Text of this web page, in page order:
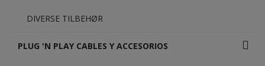
DIVERSE TILBEHØR
PLUG 'N PLAY CABLES Y ACCESORIOS